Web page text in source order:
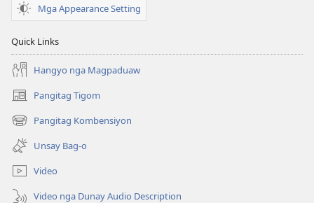
Holy Holy
Mga Appearance Setting
Quick Links
Hangyo nga Magpaduaw
Pangitag Tigom
(mo-
open
ug
bag-
ong
window)
Pangitag Kombensiyon
(mo-
open
ug
bag-
ong
window)
Unsay Bag-o
Video
Video nga Dunay Audio Description